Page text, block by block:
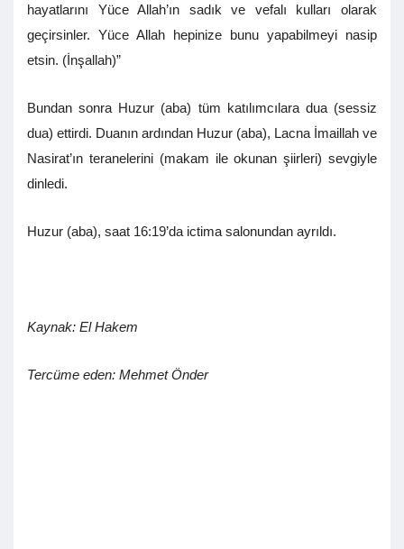
hayatlarını Yüce Allah’ın sadık ve vefalı kulları olarak
geçirsinler. Yüce Allah hepinize bunu yapabilmeyi nasip
etsin. (İnşallah)”
Bundan sonra Huzur (aba) tüm katılımcılara dua (sessiz
dua) ettirdi. Duanın ardından Huzur (aba), Lacna İmaillah ve
Nasirat’ın teranelerini (makam ile okunan şiirleri) sevgiyle
dinledi.
Huzur (aba), saat 16:19’da ictima salonundan ayrıldı.
Kaynak: El Hakem
Tercüme eden: Mehmet Önder